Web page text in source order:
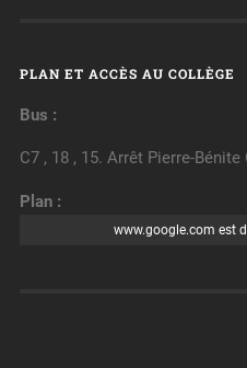
PLAN ET ACCÈS AU COLLÈGE
Bus :
C7 , 18 , 15. Arrêt Pierre-Bénite
Plan :
www.google.com est